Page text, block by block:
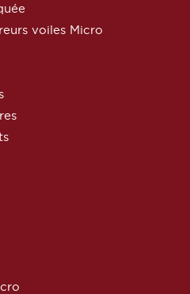
voiles Micro